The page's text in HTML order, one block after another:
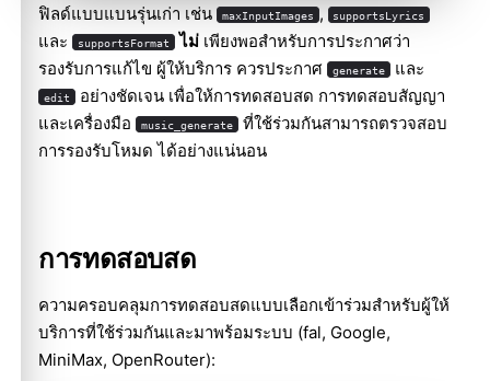
ฟิลด์แบบแบนรุ่นเก่า เช่น maxInputImages , supportsLyrics
และ supportsFormat ไม่เพียงพอสำหรับการประกาศว่า
รองรับการแก้ไข ผู้ให้บริการ ควรประกาศ
generate และ
edit อย่างชัดเจน เพื่อให้การทดสอบสด การทดสอบสัญญา
และเครื่องมือ
music_generate ที่ใช้ร่วมกันสามารถตรวจสอบ
การรองรับโหมด ได้อย่างแน่นอน
การทดสอบสด
ความครอบคลุมการทดสอบสดแบบเลือกเข้าร่วมสำหรับผู้ให้
บริการที่ใช้ร่วมกันและมาพร้อมระบบ (fal, Google,
MiniMax, OpenRouter):